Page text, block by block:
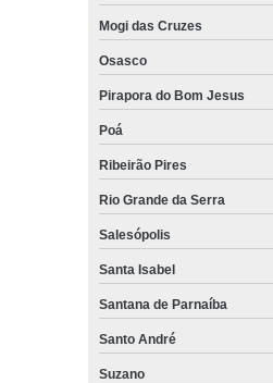
Mogi das Cruzes
Osasco
Pirapora do Bom Jesus
Poá
Ribeirão Pires
Rio Grande da Serra
Salesópolis
Santa Isabel
Santana de Parnaíba
Santo André
Suzano